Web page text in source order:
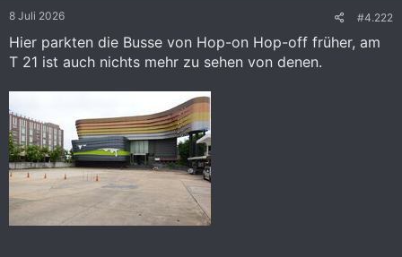
n
8 Juli 2026 #4.222
Hier parkten die Busse von Hop-on Hop-off früher, am
T 21 ist auch nichts mehr zu sehen von denen.